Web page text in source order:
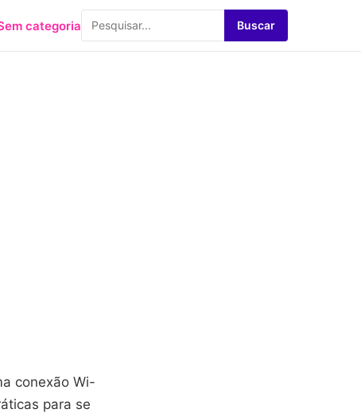
categoria Buscar
conexão Wi-
para se